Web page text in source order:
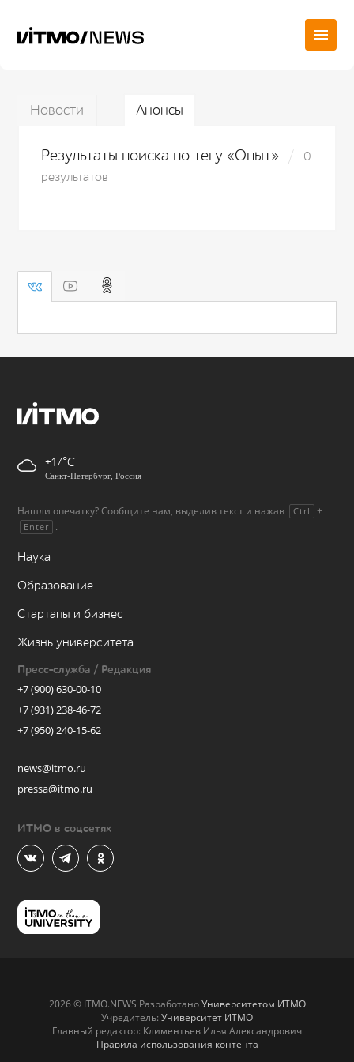
Новости Анонсы
Результаты поиска по тегу «Опыт»
0
результатов
+17
Санкт-Петербург, Россия
Нашли опечатку? Сообщите нам, выделив текст и нажав Ctrl +
Enter .
Наука
Образование
Стартапы и бизнес
Жизнь университета
Пресс-служба / Редакция
+7 (900) 630-00-10
+7 (931) 238-46-72
+7 (950) 240-15-62
news@itmo.ru
pressa@itmo.ru
ИТМО в соцсетях
2026 © ITMO.NEWS РазработаноУниверситетом ИТМО
Учредитель: Университет ИТМО
Главный редактор: Климентьев Илья Александрович
Правила использования контента